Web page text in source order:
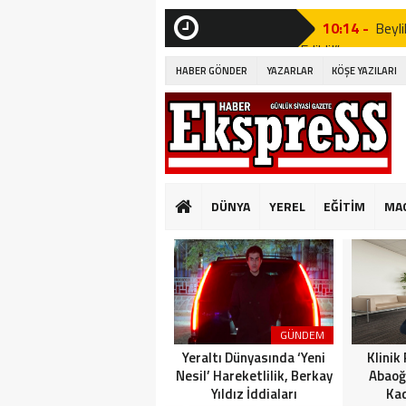
10:14 -
Edildi!”
19:53 -
19:51 -
19:49 -
GÜNKÜ GİBİ
10:14 -
Edildi!”
19:53 -
19:51 -
HABER GÖNDER YAZARLAR KÖŞE YAZILARI
DÜNYA YEREL EĞİTİM
GÜNDEM
Yeraltı Dünyasında ‘Yeni
Nesil’ Hareketlilik, Berkay
Yıldız İddiaları
Klinik